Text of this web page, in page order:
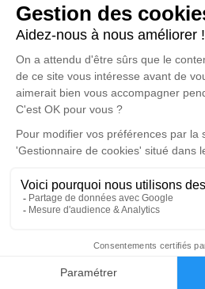
Faire-part
Cérémonie religieuse
lundi 20 novembre 2023 à
Église Saint Vincent de
Vassiac
17270 Montguyon
Repos en